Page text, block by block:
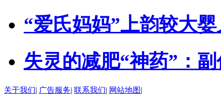
“爱氏妈妈”上韵较大
失灵的减肥“神药”：
关于我们| 广告服务| 联系我们| 网站地图|